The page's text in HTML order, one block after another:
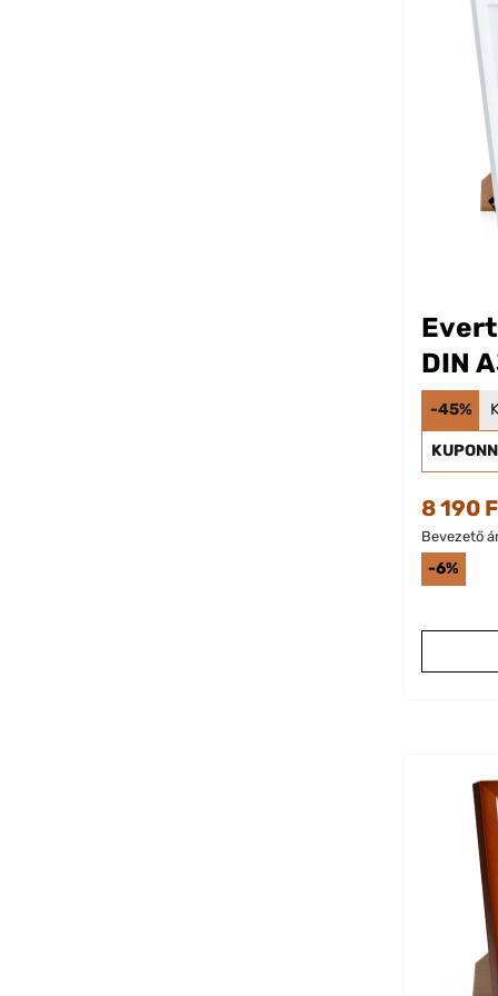
DIN
-45%
8 190
Bevezető
-6%